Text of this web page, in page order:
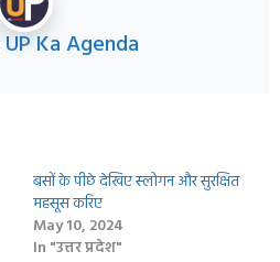
UP Ka Agenda
बसों के पीछे देखिए स्‍लोगन और सुरक्षित
महसूस करिए
May 10, 2024
In "उत्तर प्रदेश"